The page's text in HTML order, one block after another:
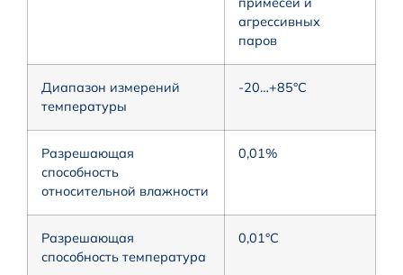
агрессивных
паров
Диапазон измерений
температуры
-20…+85°С
Разрешающая
способность
относительной влажности
0,01%
Разрешающая
способность температура
0,01°С